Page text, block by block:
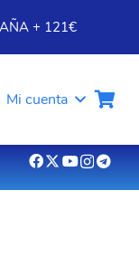
+ 121€
Mi cuenta